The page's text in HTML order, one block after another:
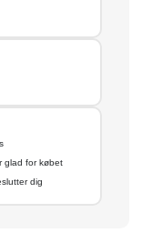
glad for købet
dig